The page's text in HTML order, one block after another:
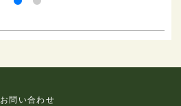
お問い合わせ